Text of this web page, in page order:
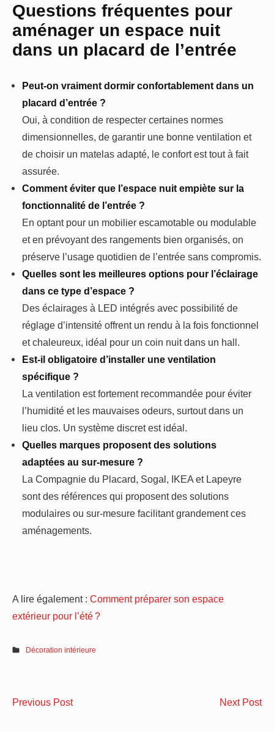
Questions fréquentes pour
aménager un espace nuit
dans un placard de l’entrée
Peut-on vraiment dormir confortablement dans un
placard d’entrée ?
Oui, à condition de respecter certaines normes
dimensionnelles, de garantir une bonne ventilation et
de choisir un matelas adapté, le confort est tout à fait
assurée.
Comment éviter que l’espace nuit empiète sur la
fonctionnalité de l’entrée ?
En optant pour un mobilier escamotable ou modulable
et en prévoyant des rangements bien organisés, on
préserve l’usage quotidien de l’entrée sans compromis.
Quelles sont les meilleures options pour l’éclairage
dans ce type d’espace ?
Des éclairages à LED intégrés avec possibilité de
réglage d’intensité offrent un rendu à la fois fonctionnel
et chaleureux, idéal pour un coin nuit dans un hall.
Est-il obligatoire d’installer une ventilation
spécifique ?
La ventilation est fortement recommandée pour éviter
l’humidité et les mauvaises odeurs, surtout dans un
lieu clos. Un système discret est idéal.
Quelles marques proposent des solutions
adaptées au sur-mesure ?
La Compagnie du Placard, Sogal, IKEA et Lapeyre
sont des références qui proposent des solutions
modulaires ou sur-mesure facilitant grandement ces
aménagements.
A lire également : Comment préparer son espace
extérieur pour l’été ?
Décoration intérieure
Navigation
Previous PostConcevoir
Next Post